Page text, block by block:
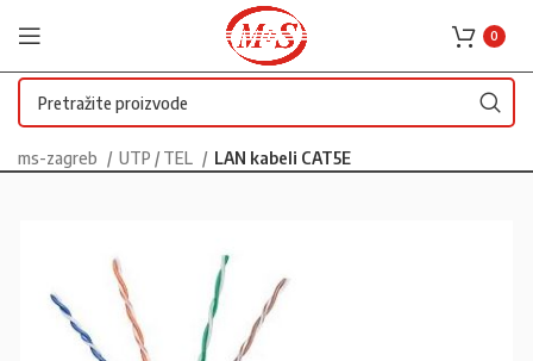
0
ms-zagreb UTP / TEL LAN kabeli CAT5E